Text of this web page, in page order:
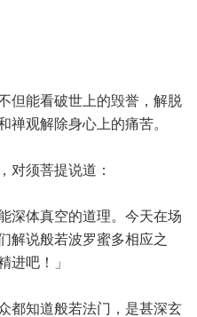
能看破世上的毁誉，解脱
禅观解除身心上的痛苦。
须菩提说道：
体真空的道理。今天在场
解说般若波罗蜜多相应之
进吧！」
知道般若法门，是甚深玄